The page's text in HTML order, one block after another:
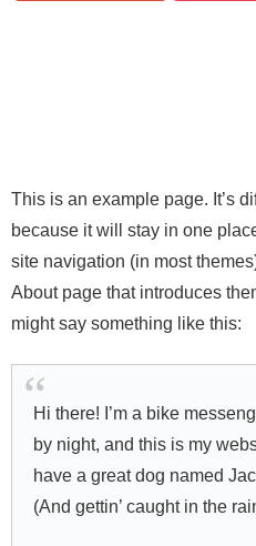
This is an example page. It’s
because it will stay in one
site navigation (in most
About page that introduces
might say something like this:
Hi there! I’m a bike
by night, and this is my
have a great dog named
(And gettin’ caught in the